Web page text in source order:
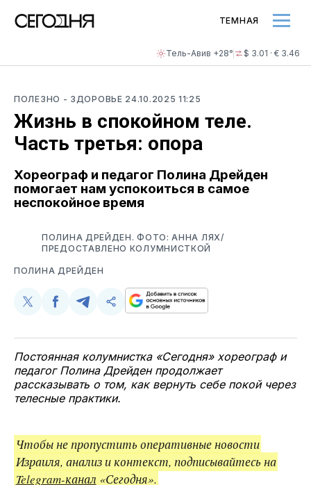
Тель-Авив +28° $ 3.01 · € 3.46
ТЕМНАЯ
ПОЛЕЗНО - ЗДОРОВЬЕ 24.10.2025 11:25
Жизнь в спокойном теле.
Часть третья: опора
Хореограф и педагог Полина Дрейден
помогает нам успокоиться в самое
неспокойное время
ПОЛИНА ДРЕЙДЕН. ФОТО: АННА ЛЯХ/
ПРЕДОСТАВЛЕНО КОЛУМНИСТКОЙ
ПОЛИНА ДРЕЙДЕН
Поделиться
Twitter
Поделиться
Facebook
Поделиться
Telegram
Скопируйте
поделитесь
Постоянная колумнистка «Сегодня» хореограф и
педагог Полина Дрейден продолжает
рассказывать о том, как вернуть себе покой через
телесные практики.
Чтобы не пропустить оперативные новости
Израиля, анализ и контекст, подписывайтесь на
Telegram-канал «Сегодня».